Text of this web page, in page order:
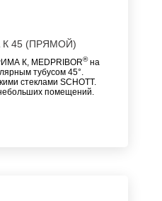
45 (ПРЯМОЙ)
К, MEDPRIBOR®на
тубусом 45°.
стеклами SCHOTT.
помещений.